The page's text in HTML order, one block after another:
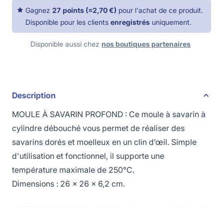
Gagnez 27 points (=2,70 €) pour l'achat de ce produit.
Disponible pour les clients enregistrés uniquement.
Disponible aussi chez nos boutiques partenaires
Description
MOULE À SAVARIN PROFOND : Ce moule à savarin à
cylindre débouché vous permet de réaliser des
savarins dorés et moelleux en un clin d’œil. Simple
d'utilisation et fonctionnel, il supporte une
température maximale de 250°C.
Dimensions : 26 x 26 x 6,2 cm.